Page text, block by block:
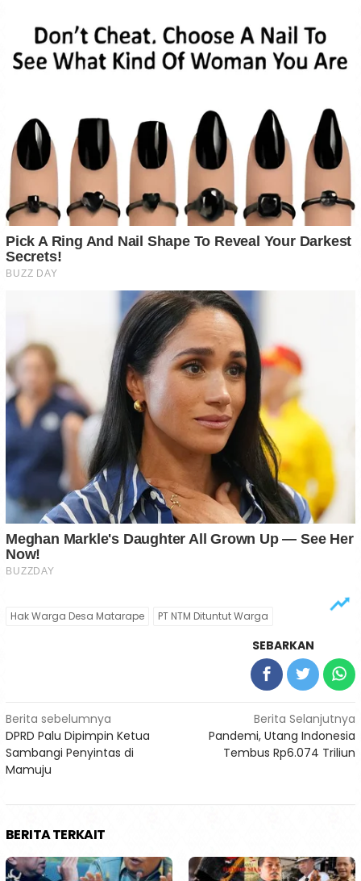
Hak Warga Desa Matarape PT NTM Dituntut Warga
SEBARKAN
Navigasi
pos
Berita sebelumnya
DPRD Palu Dipimpin Ketua
Sambangi Penyintas di
Mamuju
Berita Selanjutnya
Pandemi, Utang Indonesia
Tembus Rp6.074 Triliun
BERITA TERKAIT